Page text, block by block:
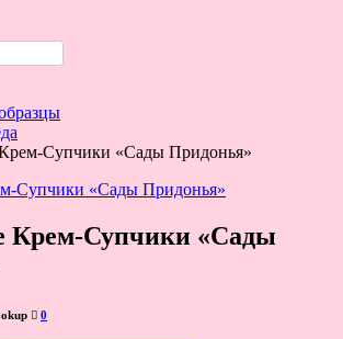
Супчики «Сады Придонья»
Крем-Супчики «Сады
0